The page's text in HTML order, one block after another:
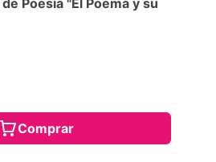
Comprar